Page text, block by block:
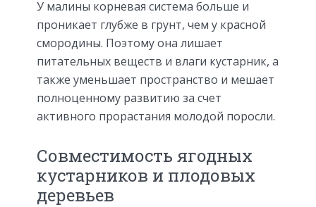
У малины корневая система больше и
проникает глубже в грунт, чем у красной
смородины. Поэтому она лишает
питательных веществ и влаги кустарник, а
также уменьшает пространство и мешает
полноценному развитию за счет
активного прорастания молодой поросли.
Совместимость ягодных
кустарников и плодовых
деревьев